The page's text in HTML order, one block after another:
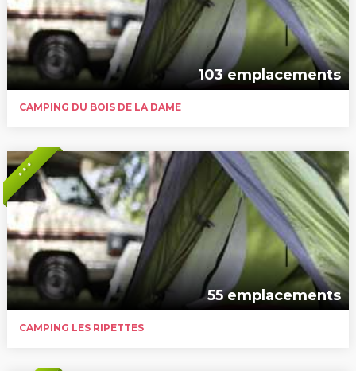
103 emplacements
CAMPING DU BOIS DE LA DAME
* * *
55 emplacements
CAMPING LES RIPETTES